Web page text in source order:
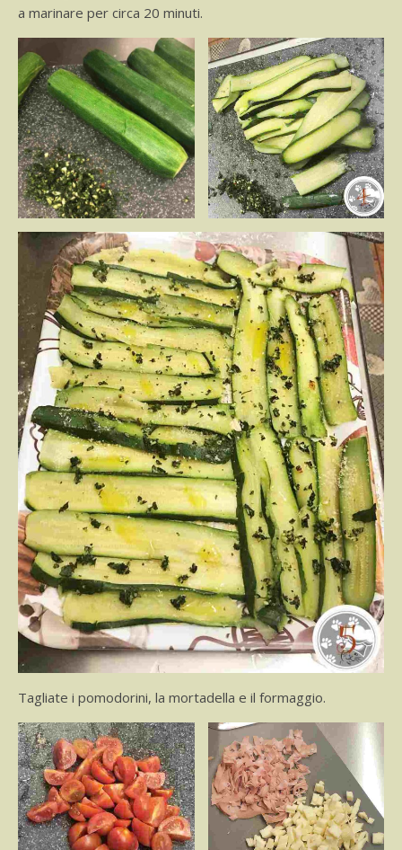
a marinare per circa 20 minuti.
Tagliate i pomodorini, la mortadella e il formaggio.